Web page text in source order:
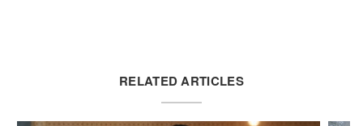
RELATED ARTICLES